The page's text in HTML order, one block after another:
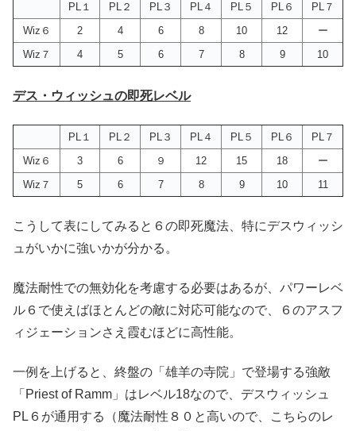
PL１ PL２ PL３ PL４ PL５ PL６
PL７
Wiz６
2 4 6 8 10 12
ー
Wiz７
4 5 6 7 8 9 10
デス・ウィッシュの即死レベル
PL１ PL２ PL３ PL４ PL５ PL６
PL７
Wiz６
3 6 ９ 12 15 18
ー
Wiz７
5 6 7 8 9 10 11
こうして表にしてみると６の即死魔法、特にデスウィッシ
ュがいかに強いかが分かる。
魔法耐性での無効化を考慮する必要はあるが、パワーレベ
ル６で使えばほとんどの敵に対応可能なので、６のアスフ
ィジェーションさえ霞むほどに高性能。
一例を上げると、終盤の「雄羊の寺院」で登場する強敵
「Priest of Ramm」はレベル18なので、デスウィッシュ
PL６が通用する（魔法耐性８０と高いので、こちらのレ